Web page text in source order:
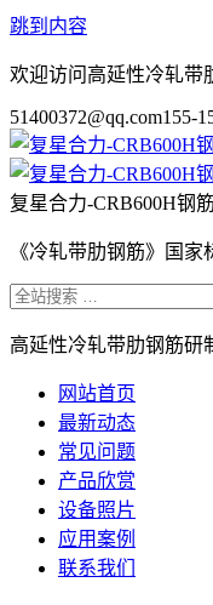
跳到内容
欢迎访问高延性冷轧带
51400372@qq.com155-
复星合力-CRB600H钢
《冷轧带肋钢筋》国家
高延性冷轧带肋钢筋研
网站首页
最新动态
常见问题
产品欣赏
设备照片
应用案例
联系我们